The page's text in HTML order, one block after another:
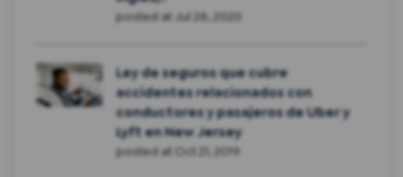
posted at Jul 28, 2020
Ley de seguros que cubre
accidentes relacionados con
conductores y pasajeros de Uber y
Lyft en New Jersey
posted at Oct 21, 2019